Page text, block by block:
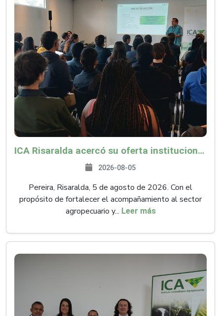
ICA Risaralda acercó su oferta institucional a productores y emprendedores en Expocamello
2026-08-05
Pereira, Risaralda, 5 de agosto de 2026. Con el
propósito de fortalecer el acompañamiento al sector
agropecuario y... Leer más